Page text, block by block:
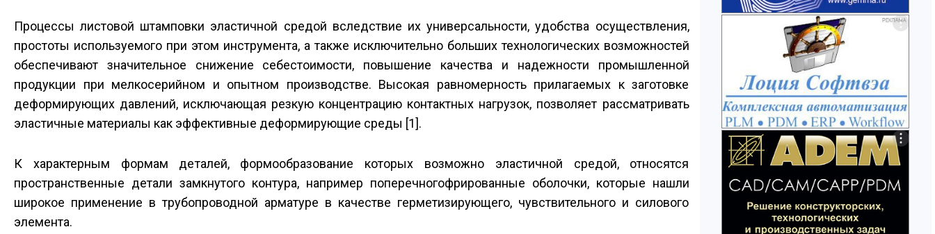
Процессы листовой штамповки эластичной средой вследствие их универсальности, удобства осуществления,
простоты используемого при этом инструмента, а также исключительно больших технологических возможностей
обеспечивают значительное снижение себестоимости, повышение качества и надежности промышленной
продукции при мелкосерийном и опытном производстве. Высокая равномерность прилагаемых к заготовке
деформирующих давлений, исключающая резкую концентрацию контактных нагрузок, позволяет рассматривать
эластичные материалы как эффективные деформирующие среды [1].
К характерным формам деталей, формообразование которых возможно эластичной средой, относятся
пространственные детали замкнутого контура, например поперечно­гофрированные оболочки, которые нашли
широкое применение в трубопроводной арматуре в качестве герметизирующего, чувствительного и силового
элемента.